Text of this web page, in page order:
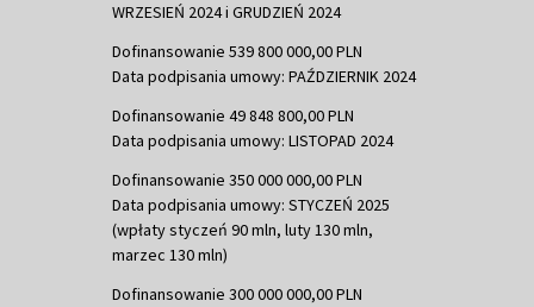
WRZESIEŃ 2024 i GRUDZIEŃ 2024
Dofinansowanie 539 800 000,00 PLN
Data podpisania umowy: PAŹDZIERNIK 2024
Dofinansowanie 49 848 800,00 PLN
Data podpisania umowy: LISTOPAD 2024
Dofinansowanie 350 000 000,00 PLN
Data podpisania umowy: STYCZEŃ 2025
(wpłaty styczeń 90 mln, luty 130 mln,
marzec 130 mln)
Dofinansowanie 300 000 000,00 PLN